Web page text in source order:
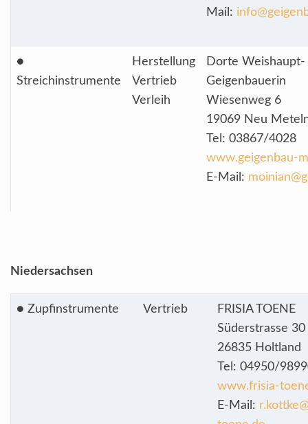
Mail:
●
Streichinstrumente
Herstellung
Vertrieb
Verleih
Dorte
Geigenbauerin
Wiesenweg 6
19069 Neu
Tel: 03867/4028
www.geigenbau-
E-Mail:
Niedersachsen
● Zupfinstrumente Vertrieb
FRISIA TOENE
Süderstrasse 30
26835 Holtland
Tel: 04950/
www.frisia-
E-Mail: